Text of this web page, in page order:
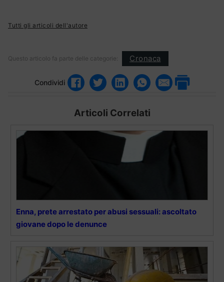
Tutti gli articoli dell'autore
Questo articolo fa parte delle categorie: Cronaca
Condividi
Articoli Correlati
Enna, prete arrestato per abusi sessuali: ascoltato
giovane dopo le denunce